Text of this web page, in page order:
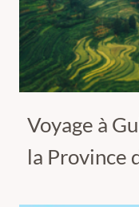
Voyage à
la Province